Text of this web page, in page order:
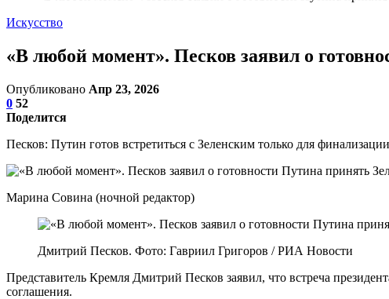
Искусство
«В любой момент». Песков заявил о
Опубликовано Апр 23, 2026
0 52
Поделится
Песков: Путин готов встретиться с Зеленским только для
Марина Совина (ночной редактор)
Дмитрий Песков. Фото: Гавриил Григоров / РИА Новости
Представитель Кремля Дмитрий Песков заявил, что встреча
соглашения.